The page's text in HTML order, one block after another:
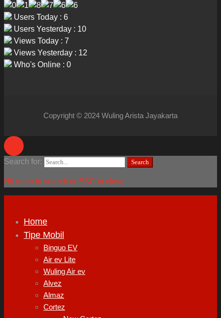
Users Today : 6
Users Yesterday : 10
Views Today : 7
Views Yesterday : 12
Who's Online : 0
Copyright © 2024 Wuling Arista Jayakarta
Search for: Search
Hit enter to search or ESC to close
Home
Tipe Mobil
Binguo EV
Air ev Lite
Wuling Air ev
Alvez
Almaz
Cortez